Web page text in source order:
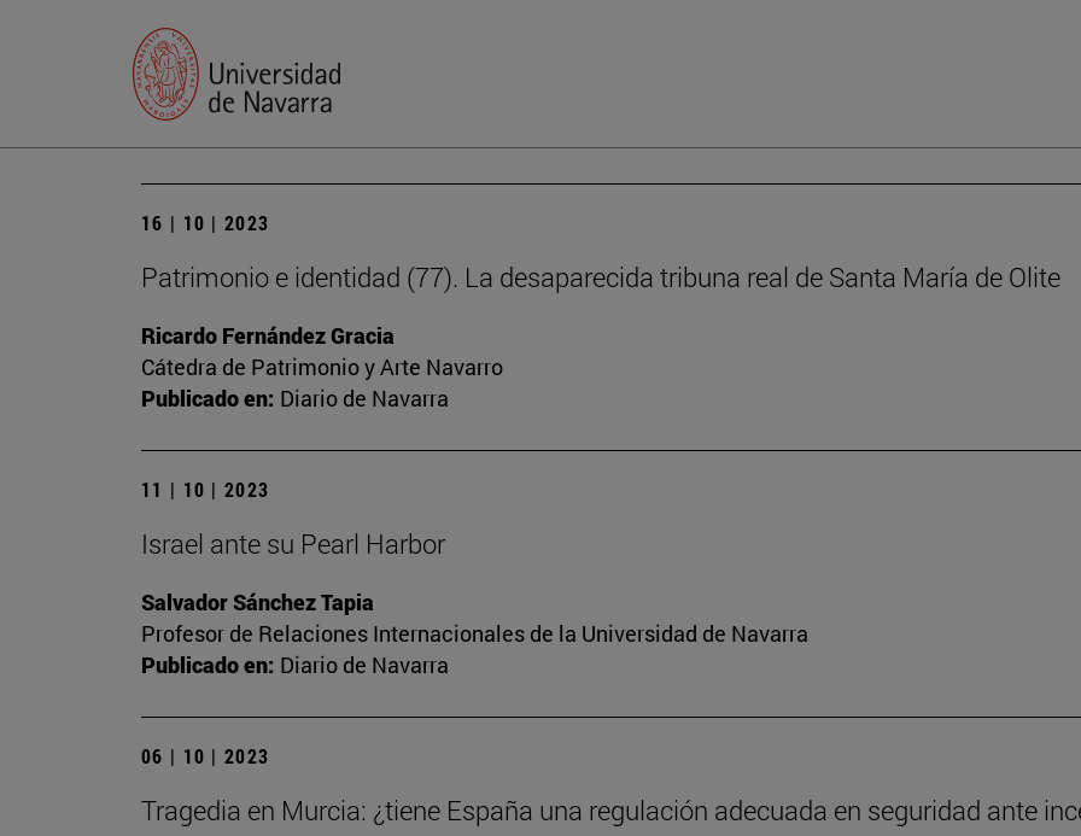
16 | 10 | 2023
Patrimonio e identidad (77). La desaparecida tribuna real de Santa María de Olite
Ricardo Fernández Gracia
Cátedra de Patrimonio y Arte Navarro
Publicado en: Diario de Navarra
11 | 10 | 2023
Israel ante su Pearl Harbor
Salvador Sánchez Tapia
Profesor de Relaciones Internacionales de la Universidad de Navarra
Publicado en: Diario de Navarra
06 | 10 | 2023
Tragedia en Murcia: ¿tiene España una regulación adecuada en seguridad ante